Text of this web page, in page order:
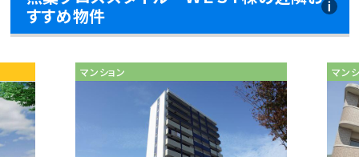
すすめ物件
マンション マン